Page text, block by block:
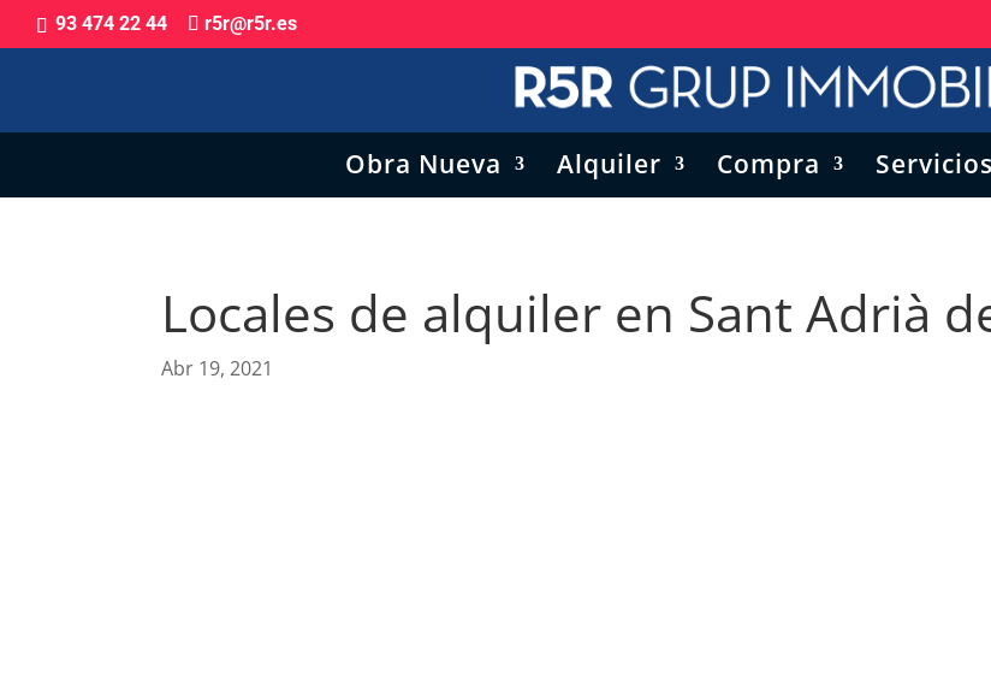
93 474 22 44 r5r@r5r.es
Obra Nueva Alquiler Compra Servicios
Locales de alquiler en Sant Adrià
Abr 19, 2021